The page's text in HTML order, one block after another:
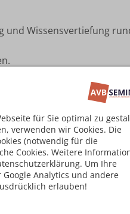
für Sie optimal zu
verwenden wir Cookies. Die
(notwendig für die
Cookies. Weitere
Um Ihre
Analytics und andere
erlauben!
Wissensvertiefung